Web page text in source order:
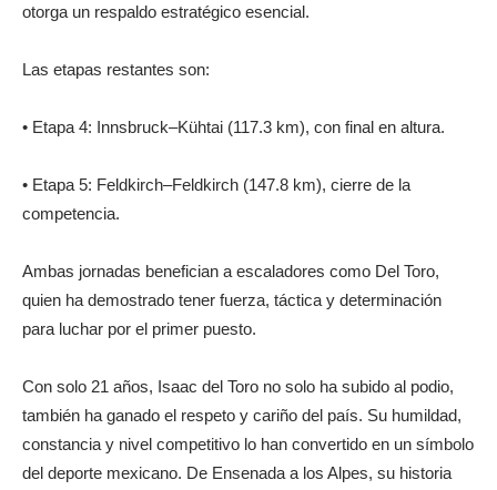
otorga un respaldo estratégico esencial.
Las etapas restantes son:
• Etapa 4: Innsbruck–Kühtai (117.3 km), con final en altura.
• Etapa 5: Feldkirch–Feldkirch (147.8 km), cierre de la
competencia.
Ambas jornadas benefician a escaladores como Del Toro,
quien ha demostrado tener fuerza, táctica y determinación
para luchar por el primer puesto.
Con solo 21 años, Isaac del Toro no solo ha subido al podio,
también ha ganado el respeto y cariño del país. Su humildad,
constancia y nivel competitivo lo han convertido en un símbolo
del deporte mexicano. De Ensenada a los Alpes, su historia